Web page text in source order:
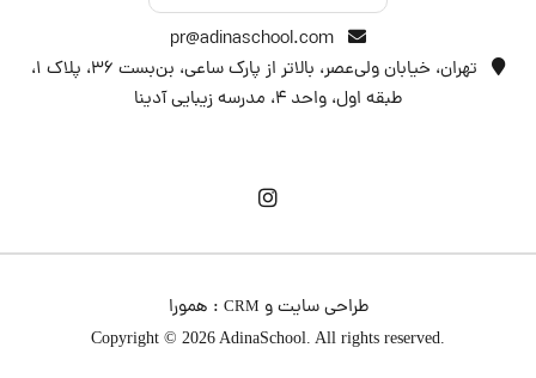
تهران، خیابان ولی‌عصر، بالاتر از پارک ساعی، بن‌بست ۳۶، پلاک ۱،
طبقه اول، واحد 4، مدرسه زیبایی آدینا
طراحی سایتو CRM
: همورا
Copyright © 2026 AdinaSchool. All rights reserved.